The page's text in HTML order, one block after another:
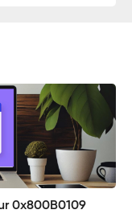
0x800B0109